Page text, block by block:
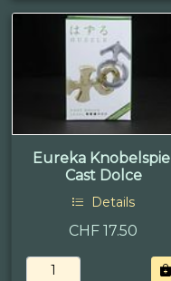
Eureka Knobelspiel
Cast Dolce
Details
CHF 17.50